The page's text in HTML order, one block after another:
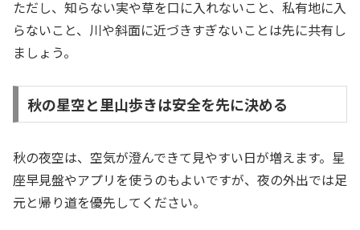
ただし、知らない実や草を口に入れないこと、私有地に入
らないこと、川や斜面に近づきすぎないことは先に共有し
ましょう。
秋の星空と里山歩きは安全を先に決める
秋の夜空は、空気が澄んできて見やすい日が増えます。星
座早見盤やアプリを使うのもよいですが、夜の外出では足
元と帰り道を優先してください。